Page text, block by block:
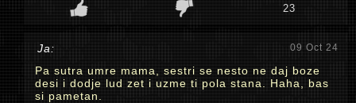
23
Ja: 09 Oct 24
Pa sutra umre mama, sestri se nesto ne daj boze
desi i dodje lud zet i uzme ti pola stana. Haha, bas
si pametan.